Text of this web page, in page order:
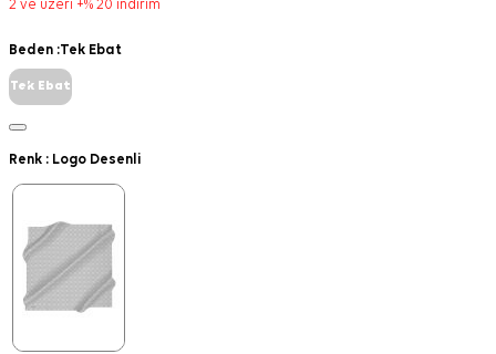
2 ve üzeri +% 20 indirim
Beden :Tek Ebat
Tek Ebat
Renk : Logo Desenli